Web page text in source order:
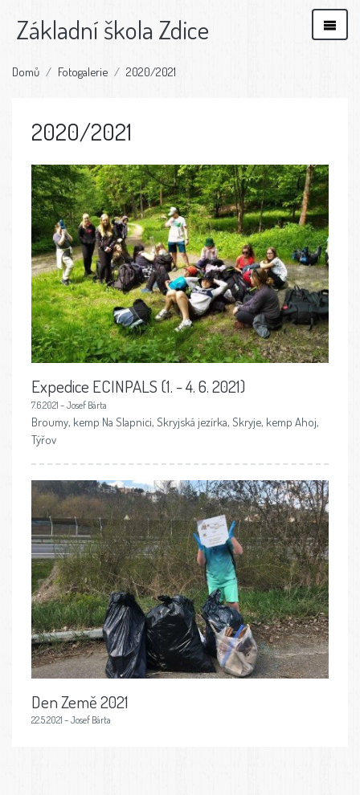
Základní škola Zdice
Domů Fotogalerie 2020/2021
2020/2021
Expedice ECINPALS (1. - 4. 6. 2021)
7.6.2021 – Josef Bárta
Broumy, kemp Na Slapnici, Skryjská jezírka, Skryje, kemp Ahoj,
Týřov
Den Země 2021
22.5.2021 – Josef Bárta